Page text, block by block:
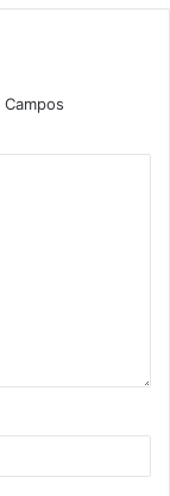
Campos